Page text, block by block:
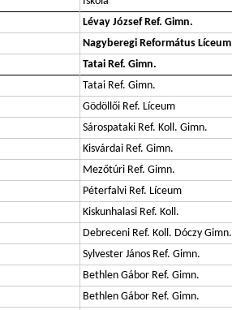
Lévay József Ref. Gimn.
Nagyberegi Református Líceum
Tatai Ref. Gimn.
Tatai Ref. Gimn.
Gödöllői Ref. Líceum
Sárospataki Ref. Koll. Gimn.
Kisvárdai Ref. Gimn.
Mezőtúri Ref. Gimn.
Péterfalvi Ref. Líceum
Kiskunhalasi Ref. Koll.
Debreceni Ref. Koll. Dóczy Gimn.
Sylvester János Ref. Gimn.
Bethlen Gábor Ref. Gimn.
Bethlen Gábor Ref. Gimn.